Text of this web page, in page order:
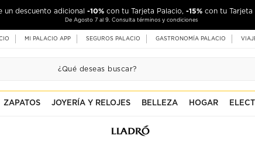
un descuento adicional -10% con tu Tarjeta Palacio, -15% con tu Tarjeta
De Agosto 7 al 9. Consulta términos y condiciones
MI PALACIO APP SEGUROS PALACIO GASTRONOMÍA PALACIO
ZAPATOS JOYERÍA Y RELOJES BELLEZA HOGAR